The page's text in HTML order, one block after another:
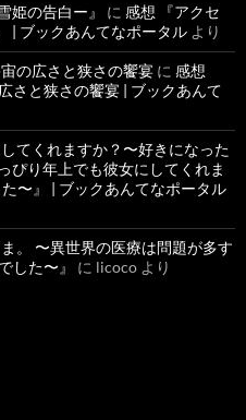
姫の告白ー』 に 感想 『アクセ
| ブックあんてなポータル より
の広さと狭さの饗宴 に 感想
さと狭さの饗宴 | ブックあんて
てくれますか？〜好きになった
ぴり年上でも彼女にしてくれま
〜』 | ブックあんてなポータル
。 〜異世界の医療は問題が多す
した〜』
に licoco より